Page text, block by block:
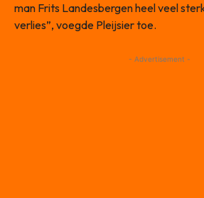
man Frits Landesbergen heel veel
verlies”, voegde Pleijsier toe.
- Advertisement -